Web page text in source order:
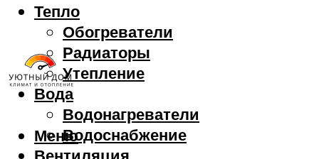
Тепло
Обогреватели
Радиаторы
Утепление
Вода
Водонагреватели
Водоснабжение
Меню